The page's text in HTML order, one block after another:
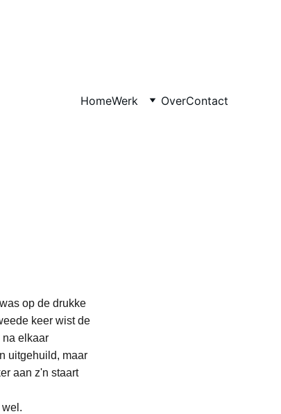
HomeWerk OverContact
op de drukke
keer wist de
na elkaar
uitgehuild, maar
aan z'n staart